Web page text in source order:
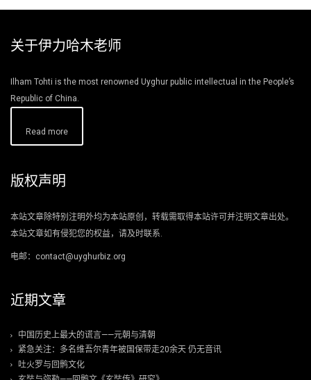
关于伊力哈木老师
Ilham Tohti is the most renowned Uyghur public intellectual in the People’s
Republic of China.
Read more
版权声明
本站文章除特别注明外均为本站原创，转载需取得本站许可并注明文章出处。
本站文章如有侵犯您的权益，请及时联系.
电邮：contact@uyghurbiz.org
近期文章
中国历史上最大的谎言——元朝与清朝
紧急关注：多名维吾尔青年被国保带走20余天 仍无音讯
吐火罗与回鹘文化